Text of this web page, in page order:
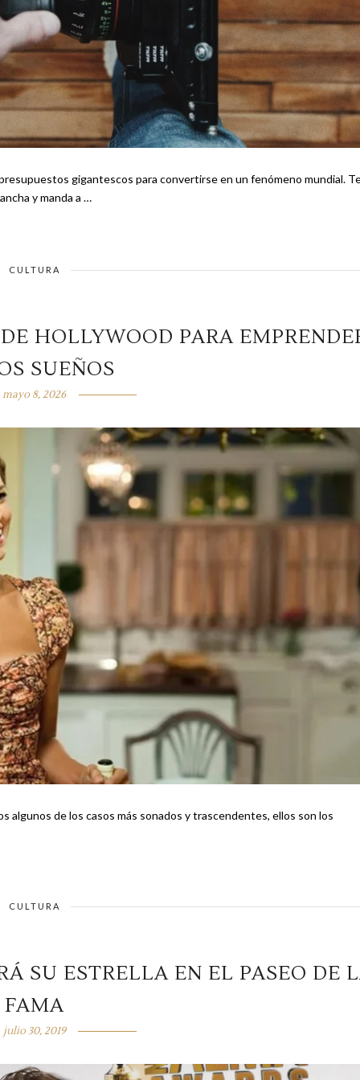
gigantescos para convertirse en un fenómeno mundial. Te
lancha y manda a …
CULTURA
HOLLYWOOD PARA
SUEÑOS
mayo 8, 2026
algunos de los casos más sonados y trascendentes, ellos son los
CULTURA
SU ESTRELLA EN EL PASEO DE
FAMA
julio 30, 2019